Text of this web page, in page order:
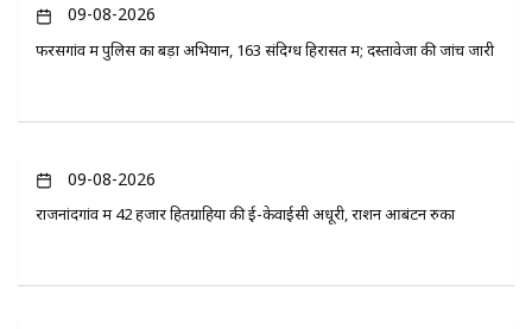
09-08-2026
फरसगांव में पुलिस का बड़ा अभियान, 163 संदिग्ध हिरासत में; दस्तावेजों की जांच जारी
09-08-2026
राजनांदगांव में 42 हजार हितग्राहियों की ई-केवाईसी अधूरी, राशन आबंटन रुका